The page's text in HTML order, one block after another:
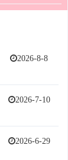
2026-8-8
2026-7-10
2026-6-29